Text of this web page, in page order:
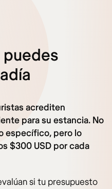
acrediten
para su estancia. No
específico, pero lo
$300 USD por cada
si tu presupuesto